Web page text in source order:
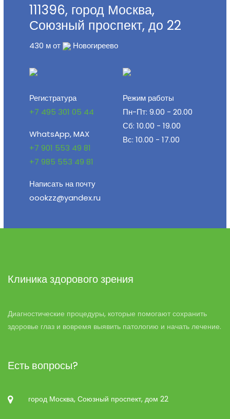
111396, город Москва,
Союзный проспект, до 22
430 м от Новогиреево
Регистратура
+7 495 301 05 44
WhatsApp, MAX
+7 901 553 49 81
+7 985 553 49 81
Написать на почту
oookzz@yandex.ru
Режим работы
Пн-Пт: 9.00 - 20.00
Сб: 10.00 - 19.00
Вс: 10.00 - 17.00
Клиника здорового зрения
Диагностические процедуры, которые помогают сохранить
здоровье глаз и вовремя выявить патологию и начать лечение.
Есть вопросы?
город Москва, Союзный проспект, дом 22